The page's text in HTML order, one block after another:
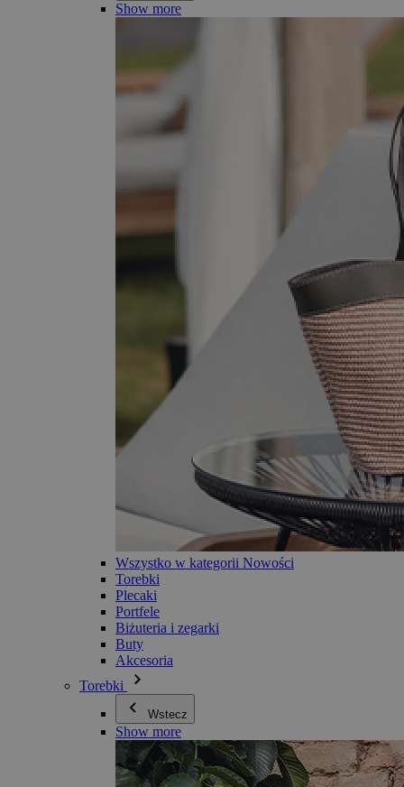
Show more
Wszystko w kategorii Nowości
Torebki
Plecaki
Portfele
Biżuteria i zegarki
Buty
Akcesoria
Torebki
Wstecz
Show more